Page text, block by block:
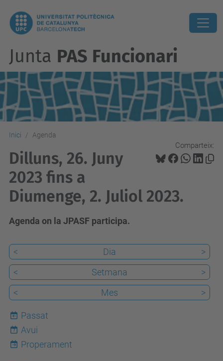
Junta PAS Funcionari
Inici Agenda
Comparteix:
Dilluns, 26. Juny
2023 fins a
Diumenge, 2. Juliol 2023.
Agenda on la JPASF participa.
< Dia
>
<
Setmana
>
<
Mes >
Passat
7
Avui
Properament